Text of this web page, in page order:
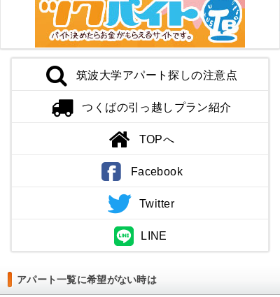
筑波大学アパート探しの注意点
つくばの引っ越しプラン紹介
TOPへ
Facebook
Twitter
LINE
アパート一覧に希望がない時は